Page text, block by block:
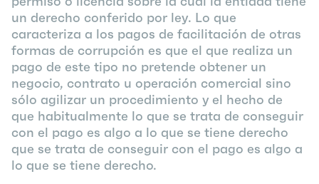
un derecho conferido por ley. Lo que
caracteriza a los pagos de facilitación de otras
formas de corrupción es que el que realiza un
pago de este tipo no pretende obtener un
negocio, contrato u operación comercial sino
sólo agilizar un procedimiento y el hecho de
que habitualmente lo que se trata de conseguir
con el pago es algo a lo que se tiene derecho
que se trata de conseguir con el pago es algo a
lo que se tiene derecho.